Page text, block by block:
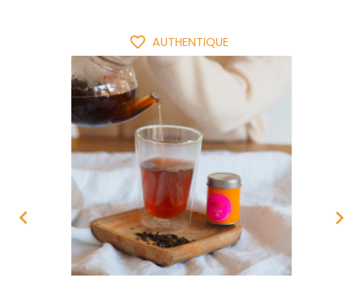

favorite_border AUTHENTIQUE
